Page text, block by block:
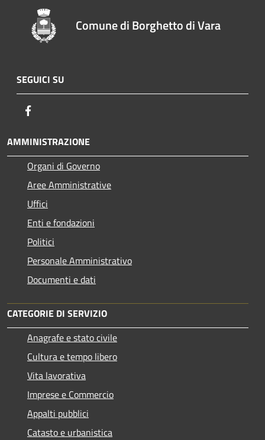
Comune di Borghetto di Vara
SEGUICI SU
AMMINISTRAZIONE
Organi di Governo
Aree Amministrative
Uffici
Enti e fondazioni
Politici
Personale Amministrativo
Documenti e dati
CATEGORIE DI SERVIZIO
Anagrafe e stato civile
Cultura e tempo libero
Vita lavorativa
Imprese e Commercio
Appalti pubblici
Catasto e urbanistica